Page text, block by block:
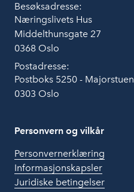
Besøksadresse:
Næringslivets Hus
Middelthunsgate 27
0368 Oslo
Postadresse:
Postboks 5250 - Majorstuen
0303 Oslo
Personvern og vilkår
Personvernerklæring
Informasjonskapsler
Juridiske betingelser